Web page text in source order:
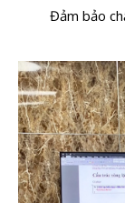
Đảm bảo